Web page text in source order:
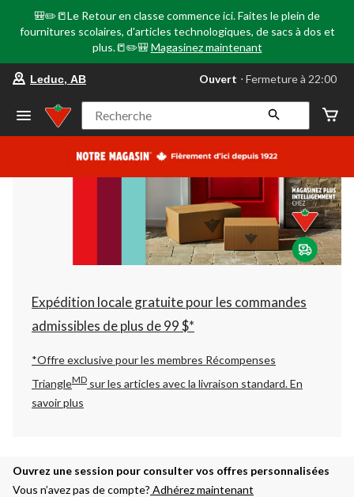
🎒✏️📒Le Retour en classe commence ici. Faites le plein de
fournitures scolaires, d'articles technologiques, de sacs à dos et
plus.📒✏️🎒 Magasinez maintenant
votre
préféré
Leduc,
AB,
courament
Fermeture
à
22:00
cliquer
pour
changer
Leduc, AB Ouvert ⋅ Fermeture à 22:00
Recherche
Expédition locale gratuite pour les commandes
admissibles de plus de 99 $*
*Offre exclusive pour les membres Récompenses
TriangleMD sur les articles avec la livraison standard.En
savoir plus
Ouvrez une session pour consulter vos offres personnalisées
Vous n’avez pas de compte? Adhérez maintenant